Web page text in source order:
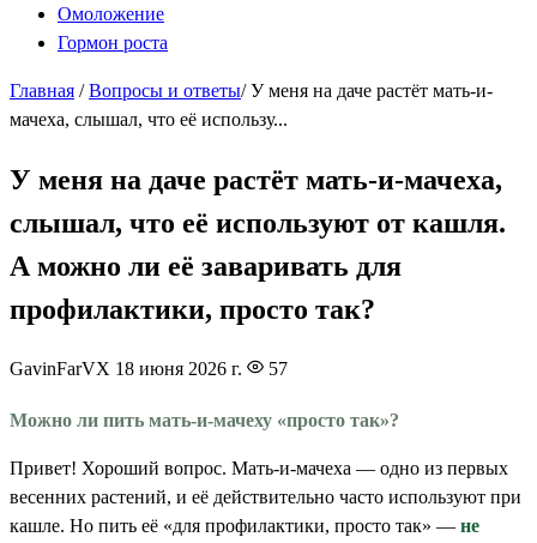
Омоложение
Гормон роста
Главная / Вопросы и ответы/ У меня на даче растёт мать-и-
мачеха, слышал, что её использу...
У меня на даче растёт мать-и-мачеха,
слышал, что её используют от кашля.
А можно ли её заваривать для
профилактики, просто так?
GavinFarVX 18 июня 2026 г. 57
Можно ли пить мать-и-мачеху «просто так»?
Привет! Хороший вопрос. Мать-и-мачеха — одно из первых
весенних растений, и её действительно часто используют при
кашле. Но пить её «для профилактики, просто так» — не